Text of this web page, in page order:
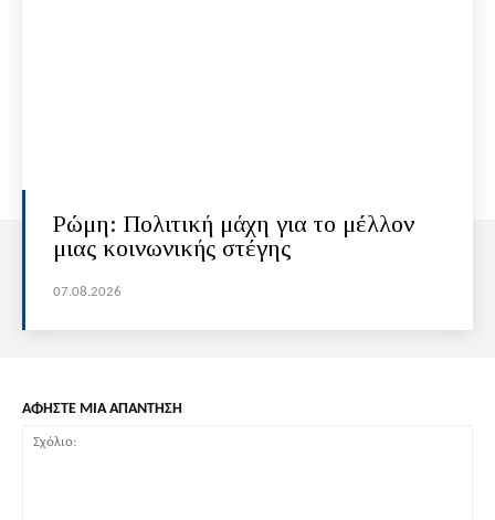
Ρώμη: Πολιτική μάχη για το μέλλον
μιας κοινωνικής στέγης
07.08.2026
ΑΦΗΣΤΕ ΜΙΑ ΑΠΑΝΤΗΣΗ